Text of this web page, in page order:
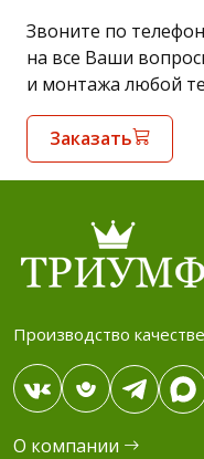
Звоните по
на все Ваши
и монтажа любой
Заказать
Производство
О компании